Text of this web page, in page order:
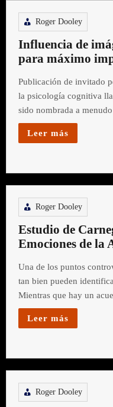
Roger Dooley
Influencia de
para máximo
Publicación de invitado
la psicología cognitiva
sido nombrada a menudo
Leer más
Roger Dooley
Estudio de
Emociones de la
Una de los puntos
tan bien pueden
Mientras que hay un
Leer más
Roger Dooley